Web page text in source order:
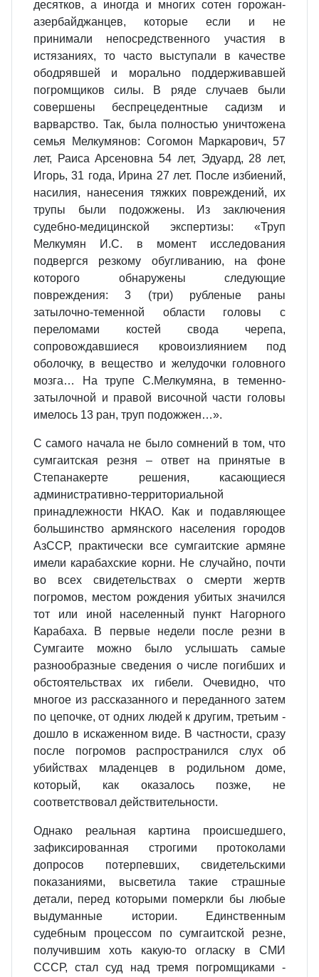
десятков, а иногда и многих сотен горожан-
азербайджанцев, которые если и не
принимали непосредственного участия в
истязаниях, то часто выступали в качестве
ободрявшей и морально поддерживавшей
погромщиков силы. В ряде случаев были
совершены беспрецедентные садизм и
варварство. Так, была полностью уничтожена
семья Мелкумянов: Согомон Маркарович, 57
лет, Раиса Арсеновна 54 лет, Эдуард, 28 лет,
Игорь, 31 года, Ирина 27 лет. После избиений,
насилия, нанесения тяжких повреждений, их
трупы были подожжены. Из заключения
судебно-медицинской экспертизы: «Труп
Мелкумян И.С. в момент исследования
подвергся резкому обугливанию, на фоне
которого обнаружены следующие
повреждения: 3 (три) рубленые раны
затылочно-теменной области головы с
переломами костей свода черепа,
сопровождавшиеся кровоизлиянием под
оболочку, в вещество и желудочки головного
мозга… На трупе С.Мелкумяна, в теменно-
затылочной и правой височной части головы
имелось 13 ран, труп подожжен…».
С самого начала не было сомнений в том, что
сумгаитская резня – ответ на принятые в
Степанакерте решения, касающиеся
административно-территориальной
принадлежности НКАО. Как и подавляющее
большинство армянского населения городов
АзССР, практически все сумгаитские армяне
имели карабахские корни. Не случайно, почти
во всех свидетельствах о смерти жертв
погромов, местом рождения убитых значился
тот или иной населенный пункт Нагорного
Карабаха. В первые недели после резни в
Сумгаите можно было услышать самые
разнообразные сведения о числе погибших и
обстоятельствах их гибели. Очевидно, что
многое из рассказанного и переданного затем
по цепочке, от одних людей к другим, третьим -
дошло в искаженном виде. В частности, сразу
после погромов распространился слух об
убийствах младенцев в родильном доме,
который, как оказалось позже, не
соответствовал действительности.
Однако реальная картина происшедшего,
зафиксированная строгими протоколами
допросов потерпевших, свидетельскими
показаниями, высветила такие страшные
детали, перед которыми померкли бы любые
выдуманные истории. Единственным
судебным процессом по cумгаитской резне,
получившим хоть какую-то огласку в СМИ
СССР, стал суд над тремя погромщиками -